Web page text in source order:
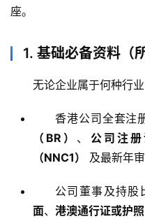
座。
1. 基础必备资料（
无论企业属于何种行
香港公司全套注
（BR） 、 公司注册
（NNC1）
及最新年审
公司董事及持股
面、 港澳通行证或护照